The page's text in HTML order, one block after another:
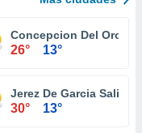
Concepcion Del Oro
26° 13°
Jerez De Garcia Salinas
30° 13°